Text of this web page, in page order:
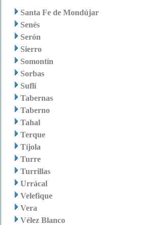
Santa Fe de Mondújar
Senés
Serón
Sierro
Somontín
Sorbas
Suflí
Tabernas
Taberno
Tahal
Terque
Tíjola
Turre
Turrillas
Urrácal
Velefique
Vera
Vélez Blanco